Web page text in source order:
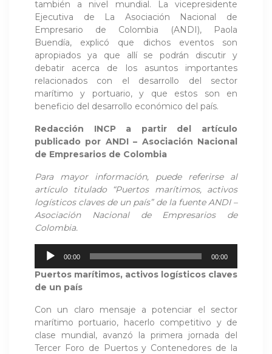
también a nivel mundial. La vicepresidente
Ejecutiva de La Asociación Nacional de
Empresario de Colombia (ANDI), Paola
Buendía, explicó que dichos eventos son
apropiados ya que allí se podrán discutir y
debatir acerca de los asuntos importantes
relacionados con el desarrollo del sector
marítimo y portuario, y que estos son en
beneficio del desarrollo económico del país.
Redacción INCP a partir del artículo
publicado por ANDI – Asociación Nacional
de Empresarios de Colombia
Para mayor información, puede referirse al
artículo titulado “Puertos marítimos, activos
logísticos claves de un país” de la fuente ANDI –
Asociación Nacional de Empresarios de
Colombia.
Reproductor
audio
00:00 00:00
Puertos marítimos, activos logísticos claves
de un país
Con un claro mensaje a potenciar el sector
marítimo portuario, hacerlo competitivo y de
clase mundial, avanzó la primera jornada del
Tercer Foro de Puertos y Contenedores de la